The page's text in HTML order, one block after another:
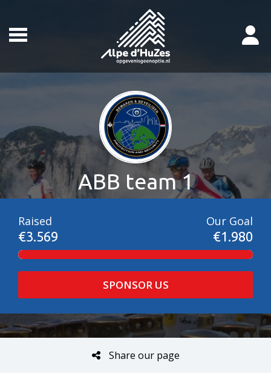
ABB team 1
Raised
€3.569
Our Goal
€1.980
SPONSOR US
Share our page